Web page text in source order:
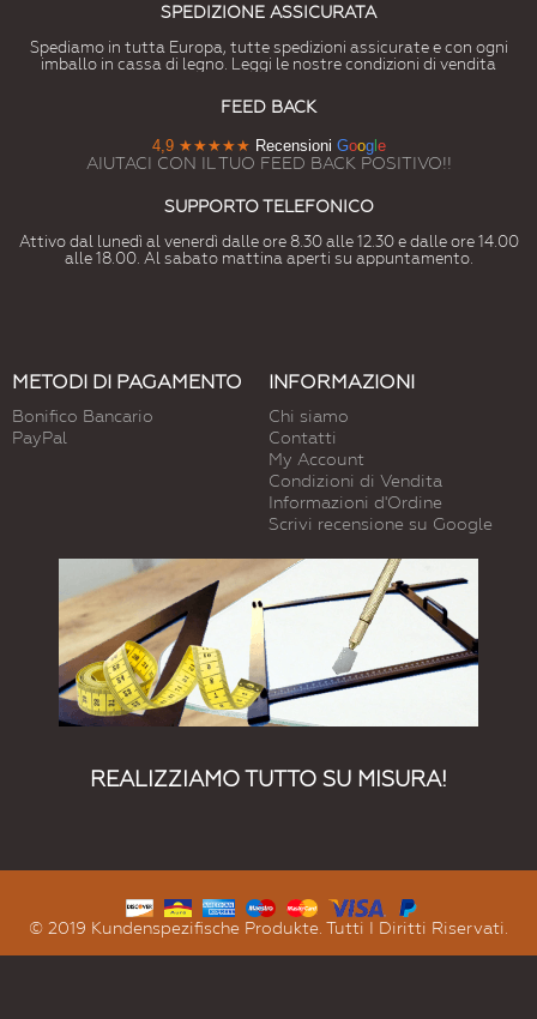
SPEDIZIONE ASSICURATA
Spediamo in tutta Europa, tutte spedizioni assicurate e con ogni
imballo in cassa di legno. Leggi le nostre condizioni di vendita
FEED BACK
4,9 ★★★★★ Recensioni Googl e
AIUTACI CON IL TUO FEED BACK POSITIVO!!
SUPPORTO TELEFONICO
Attivo dal lunedì al venerdì dalle ore 8.30 alle 12.30 e dalle ore 14.00
alle 18.00. Al sabato mattina aperti su appuntamento.
METODI DI PAGAMENTO
Bonifico Bancario
PayPal
INFORMAZIONI
Chi siamo
Contatti
My Account
Condizioni di Vendita
Informazioni d'Ordine
Scrivi recensione su Google
REALIZZIAMO TUTTO SU MISURA!
© 2019 Kundenspezifische Produkte. Tutti I Diritti Riservati.